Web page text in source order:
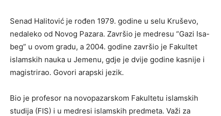
Senad Halitović je rođen 1979. godine u selu Kruševo,
nedaleko od Novog Pazara. Završio je medresu “Gazi Isa-
beg” u ovom gradu, a 2004. godine završio je Fakultet
islamskih nauka u Jemenu, gdje je dvije godine kasnije i
magistrirao. Govori arapski jezik.
Bio je profesor na novopazarskom Fakultetu islamskih
studija (FIS) i u medresi islamskih predmeta. Važi za